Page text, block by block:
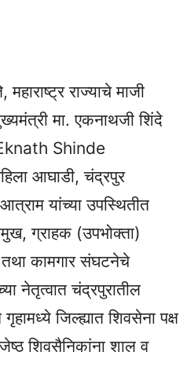
राज्याचे माजी
मा. एकनाथजी शिंदे
Shinde
आघाडी, चंद्रपुर
यांच्या उपस्थितीत
ग्राहक (उपभोक्ता)
तथा कामगार संघटनेचे
नेतृत्वात चंद्रपुरातील
जिल्ह्यात शिवसेना पक्ष
जेष्ठ शिवसैनिकांना शाल व